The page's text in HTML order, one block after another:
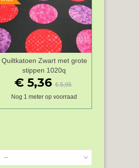
Wenslijst
Quiltkatoen Zwart met grote
stippen 1020q
€ 5,36 € 5,95
Nog 1 meter op voorraad
--